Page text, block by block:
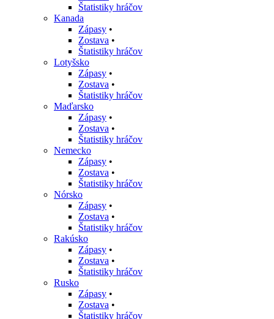
Štatistiky hráčov
Kanada
Zápasy •
Zostava •
Štatistiky hráčov
Lotyšsko
Zápasy •
Zostava •
Štatistiky hráčov
Maďarsko
Zápasy •
Zostava •
Štatistiky hráčov
Nemecko
Zápasy •
Zostava •
Štatistiky hráčov
Nórsko
Zápasy •
Zostava •
Štatistiky hráčov
Rakúsko
Zápasy •
Zostava •
Štatistiky hráčov
Rusko
Zápasy •
Zostava •
Štatistiky hráčov